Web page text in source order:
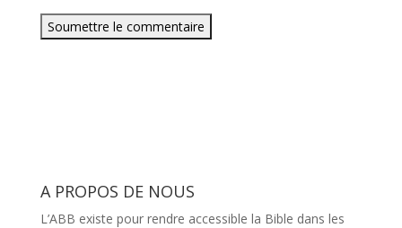
Soumettre le commentaire
A PROPOS DE NOUS
L’ABB existe pour rendre accessible la Bible dans les